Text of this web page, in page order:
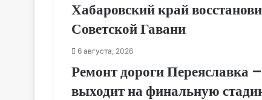
Хабаровский край
Советской Гавани
6 августа, 2026
Ремонт дороги Переяславка
выходит на финальную